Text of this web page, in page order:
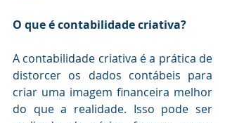
O que é contabilidade criativa?
A contabilidade criativa é a prática de
distorcer os dados contábeis para
criar uma imagem financeira melhor
do que a realidade. Isso pode ser